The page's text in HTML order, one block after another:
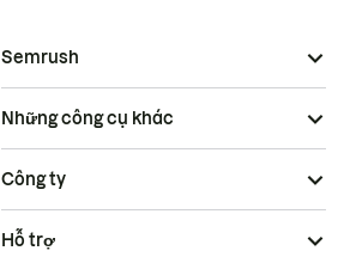
Semrush
Những công cụ khác
Công ty
Hỗ trợ